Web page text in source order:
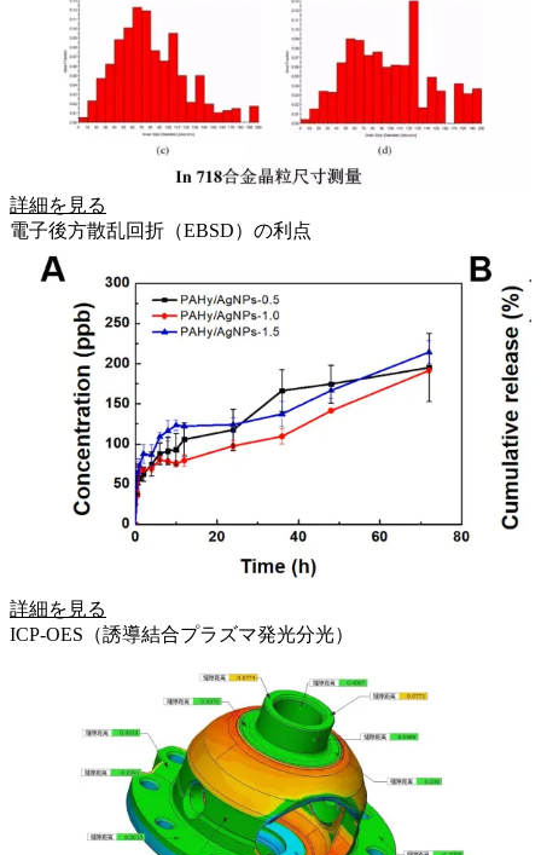
詳細を見る
電子後方散乱回折（EBSD）の利点
詳細を見る
ICP-OES（誘導結合プラズマ発光分光）